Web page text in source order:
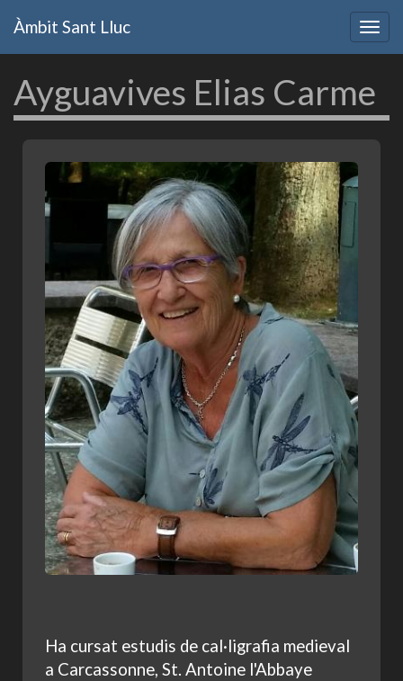
Àmbit Sant Lluc
Ayguavives Elias Carme
Ha cursat estudis de cal·ligrafia medieval
a Carcassonne, St. Antoine l'Abbaye